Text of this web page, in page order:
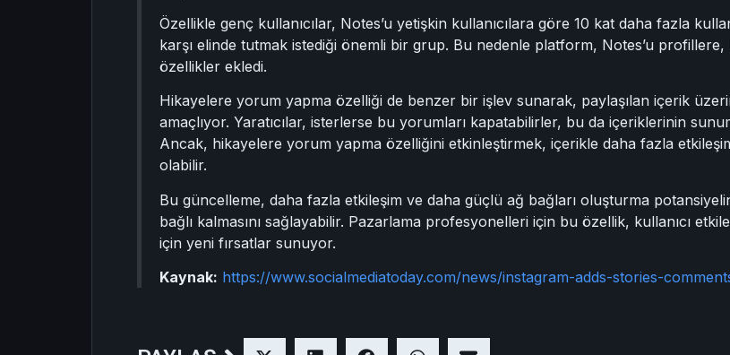
Özellikle genç kullanıcılar, Notes’u yetişkin kullanıcılara göre 10 kat daha fazla
karşı elinde tutmak istediği önemli bir grup. Bu nedenle platform, Notes’u
özellikler ekledi.
Hikayelere yorum yapma özelliği de benzer bir işlev sunarak, paylaşılan içerik
amaçlıyor. Yaratıcılar, isterlerse bu yorumları kapatabilirler, bu da içeriklerinin
Ancak, hikayelere yorum yapma özelliğini etkinleştirmek, içerikle daha fazla
olabilir.
Bu güncelleme, daha fazla etkileşim ve daha güçlü ağ bağları oluşturma
bağlı kalmasını sağlayabilir. Pazarlama profesyonelleri için bu özellik, kullanıcı
için yeni fırsatlar sunuyor.
Kaynak: https://www.socialmediatoday.com/news/instagram-adds-stories-